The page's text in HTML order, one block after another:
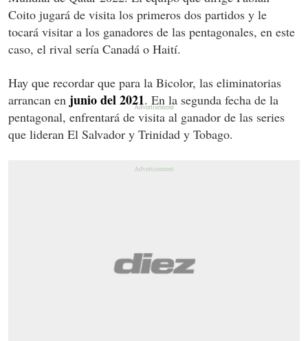
Coito jugará de visita los primeros dos partidos y le
tocará visitar a los ganadores de las pentagonales, en este
caso, el rival sería Canadá o Haití.
Hay que recordar que para la Bicolor, las eliminatorias
arrancan en junio del 2021. En la segunda fecha de la
pentagonal, enfrentará de visita al ganador de las series
que lideran El Salvador y Trinidad y Tobago.